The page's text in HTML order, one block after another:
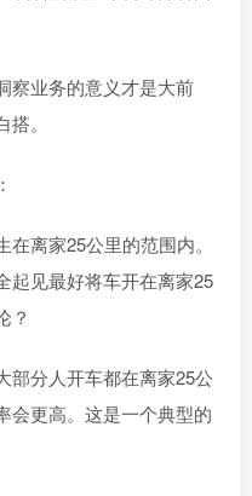
察业务的意义才是大前
。
离家25公里的范围内。
起见最好将车开在离家25
？
分人开车都在离家25公
会更高。这是一个典型的